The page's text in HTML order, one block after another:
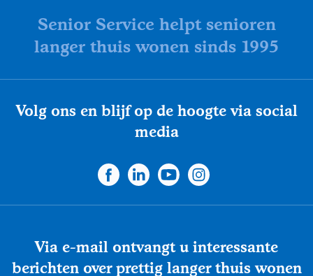
Senior Service helpt senioren
langer thuis wonen sinds 1995
Volg ons en blijf op de hoogte via social
media
Via e-mail ontvangt u interessante
berichten over prettig langer thuis wonen